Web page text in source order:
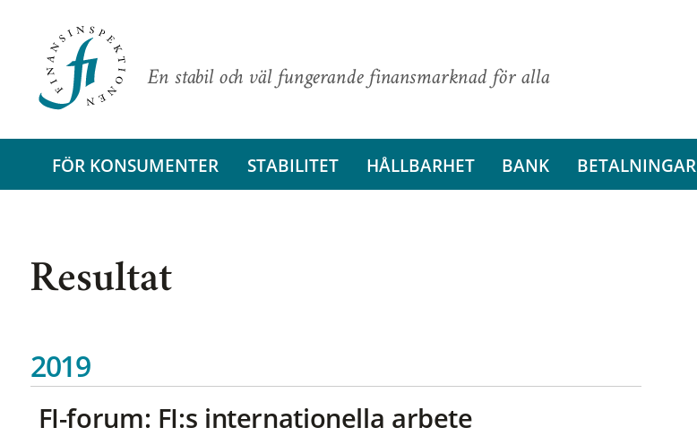
En stabil och väl fungerande finansmarknad för alla
FÖR KONSUMENTER STABILITET HÅLLBARHET BANK BETALNINGAR
Resultat
2019
FI-forum: FI:s internationella arbete